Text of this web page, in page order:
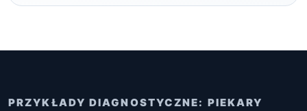
PRZYKŁADY DIAGNOSTYCZNE: PIEKARY